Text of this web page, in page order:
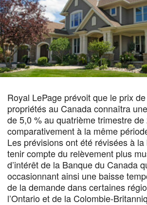
Royal LePage prévoit que le prix
propriétés au Canada connaîtra
de 5,0 % au quatrième trimestre de
comparativement à la même
Les prévisions ont été révisées à
tenir compte du relèvement plus
d’intérêt de la Banque du Canada
occasionnant ainsi une baisse
de la demande dans certaines
l’Ontario et de la Colombie-